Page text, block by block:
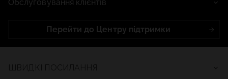
Обслуговування клієнтів
Перейти до Центру підтримки